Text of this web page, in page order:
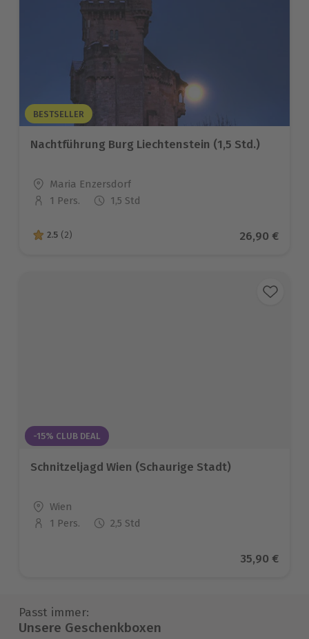
BESTSELLER
Nachtführung Burg Liechtenstein (1,5 Std.)
Standort
Maria Enzersdorf
Anzahl der Teilnehmer
1 Pers. 1,5 Std
2.5 von 5 Sternen basierend auf 2 Bewertungen
2.5 (2) Aktueller
26,90 €
-15% CLUB DEAL
Schnitzeljagd Wien (Schaurige Stadt)
Standort
Wien
Anzahl der Teilnehmer
1 Pers. 2,5 Std
Aktueller
35,90 €
Passt immer:
Unsere Geschenkboxen